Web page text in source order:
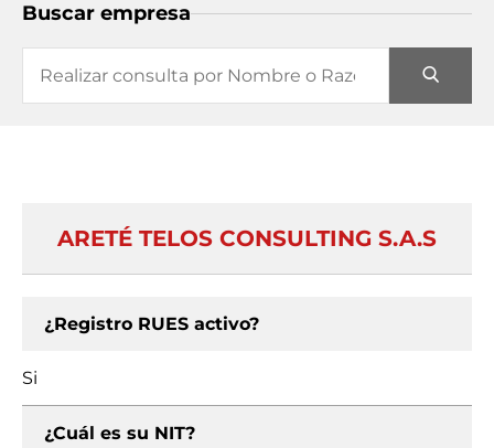
Buscar empresa
ARETÉ TELOS CONSULTING S.A.S
¿Registro RUES activo?
Si
¿Cuál es su NIT?